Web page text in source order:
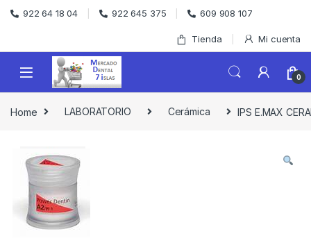
Skip to navigation
Skip to content
922 64 18 04 922 645 375 609 908 107
Tienda Mi cuenta
0
Home LABORATORIO Cerámica IPS E.MAX